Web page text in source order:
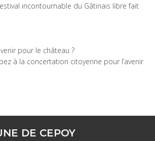
incontournable du Gâtinais libre fait
pour le château ?
à la concertation citoyenne pour l’avenir
DE CEPOY